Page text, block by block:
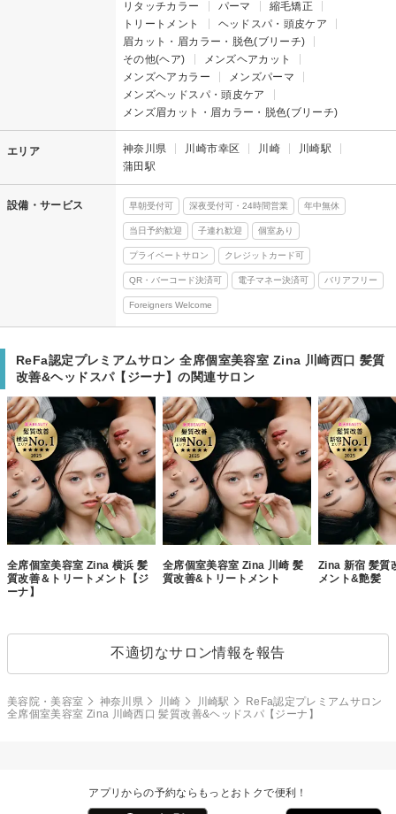
リタッチカラー
パーマ
縮毛矯正
トリートメント
ヘッドスパ・頭皮ケア
眉カット・眉カラー・脱色(ブリーチ)
その他(ヘア)
メンズヘアカット
メンズヘアカラー
メンズパーマ
メンズヘッドスパ・頭皮ケア
メンズ眉カット・眉カラー・脱色(ブリーチ)
エリア 神奈川県 川崎市幸区 川崎
川崎駅
蒲田駅
設備・サービス 早朝受付可 深夜受付可・24時間営業 年中無休
当日予約歓迎 子連れ歓迎 個室あり
プライベートサロン クレジットカード可
QR・バーコード決済可 電子マネー決済可 バリアフリー
Foreigners Welcome
ReFa認定プレミアムサロン 全席個室美容室 Zina 川崎西口 髪質
改善&ヘッドスパ【ジーナ】の関連サロン
全席個室美容室 Zina 横浜 髪
質改善＆トリートメント【ジ
ーナ】
全席個室美容室 Zina 川崎 髪
質改善&トリートメント
Zina 新宿 髪質
メント&艶髪
不適切なサロン情報を報告
美容院・美容室 神奈川県 川崎 川崎駅
ReFa認定プレミアムサロン
全席個室美容室 Zina 川崎西口 髪質改善&ヘッドスパ【ジーナ】
アプリからの予約ならもっとおトクで便利！